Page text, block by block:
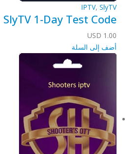
IPTV, SlyTV
SlyTV 1-Day Test Code
USD 1.00
أضف إلى السلة